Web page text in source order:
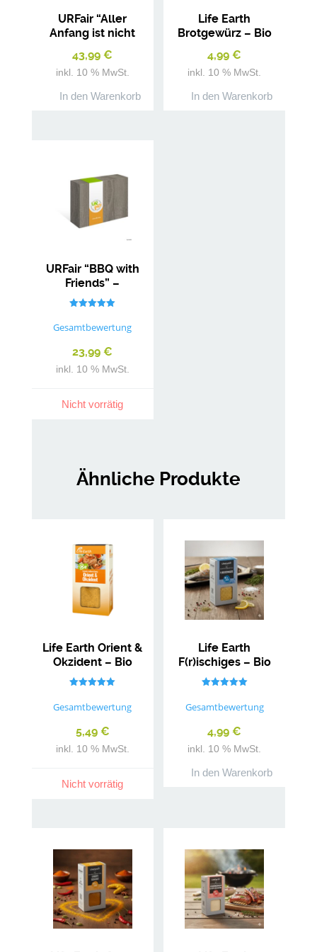
URFair “Aller
Anfang ist nicht
schwer” –
Starterset Gewürze
43,99€
inkl. 10 % MwSt.
In den Warenkorb
Life Earth
Brotgewürz – Bio
Gewürzmischung
4,99€
inkl. 10 % MwSt.
In den Warenkorb
URFair “BBQ with
Friends” –
Geschenkbox
Gewürze
5.00
von 5
Gesamtbewertung
23,99€
inkl. 10 % MwSt.
Nicht vorrätig
Ähnliche Produkte
Life Earth Orient &
Okzident – Bio
Gewürzmischung
5.00
von 5
Gesamtbewertung
5,49 €
inkl. 10 % MwSt.
Nicht vorrätig
Life Earth
F(r)ischiges – Bio
Gewürzmischung
5.00
von 5
Gesamtbewertung
4,99€
inkl. 10 % MwSt.
In den Warenkorb